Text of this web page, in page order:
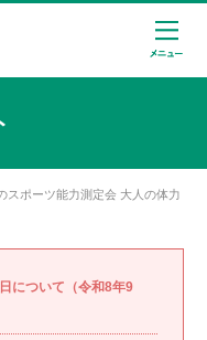
ポーツ能力測定会 大人の体力
について（令和8年9